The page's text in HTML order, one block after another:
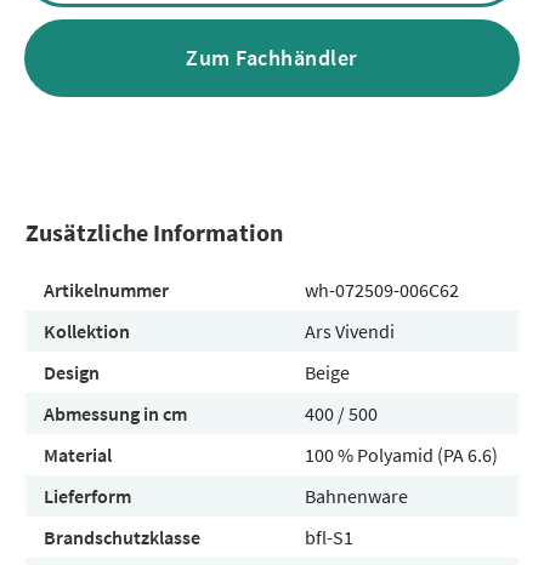
Zum Fachhändler
Zusätzliche Information
Artikelnummer
wh-072509-006C62
Kollektion
Ars Vivendi
Design
Beige
Abmessung in cm
400 / 500
Material
100 % Polyamid (PA 6.6)
Lieferform
Bahnenware
Brandschutzklasse
bfl-S1